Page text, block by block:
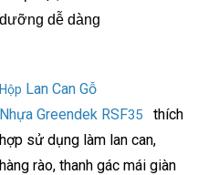
dưỡng dễ dàng
Hộp Lan Can Gỗ
Nhựa Greendek RSF35
thích
hợp sử dụng làm lan can,
hàng rào, thanh gác mái giàn